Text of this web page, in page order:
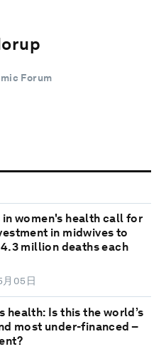
Forum
in women's health call for
in midwives to
million deaths each
05日
health: Is this the world’s
most under-financed –